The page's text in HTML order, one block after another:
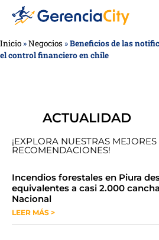
Inicio »Negocios »Beneficios de las
el control financiero en chile
ACTUALIDAD
¡EXPLORA NUESTRAS MEJORES
RECOMENDACIONES!
​​​​Incendios forestales en Piura
equivalentes a casi 2.000
Nacional
LEER MÁS >